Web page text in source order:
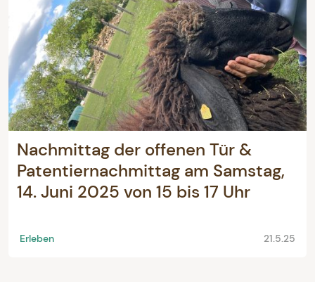
Nachmittag der offenen Tür &
Patentiernachmittag am Samstag,
14. Juni 2025 von 15 bis 17 Uhr
Erleben 21.5.25